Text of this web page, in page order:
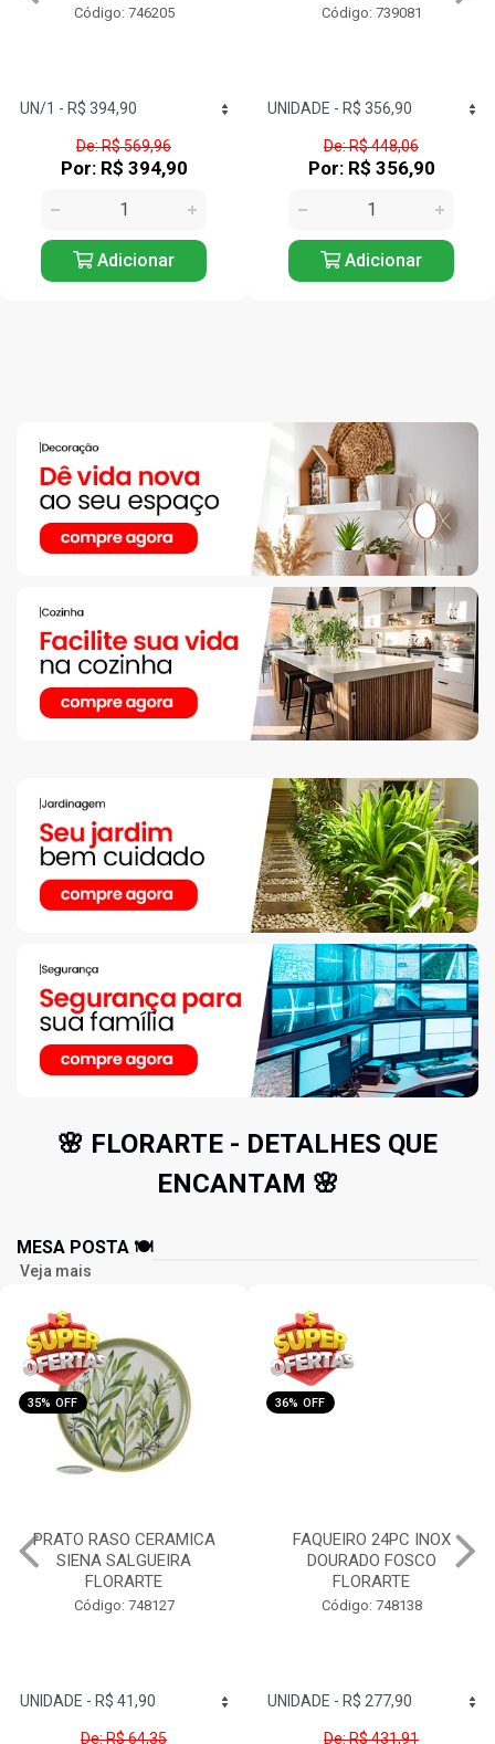
Código: 739081
De: R$ 448,06
Por: R$ 356,90
Adicionar
Código: 729626
De: R$ 1.317,58
Por: R$ 1.179,90
Adicionar
🌸 FLORARTE - DETALHES QUE
ENCANTAM 🌸
MESA POSTA 🍽️
Veja mais
35% OFF
PRATO RASO CERAMICA
SIENA SALGUEIRA
FLORARTE
Código: 748127
De: R$ 64,35
36% OFF
FAQUEIRO 24PC INOX
DOURADO FOSCO
FLORARTE
Código: 748138
De: R$ 431,91